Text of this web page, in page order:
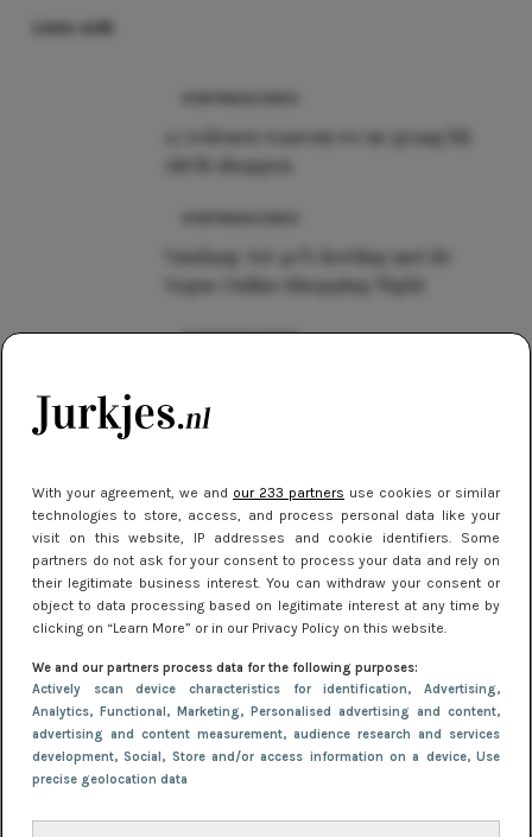
With your agreement, we and our 233 partners use cookies or similar
technologies to store, access, and process personal data like your
visit on this website, IP addresses and cookie identifiers. Some
partners do not ask for your consent to process your data and rely on
their legitimate business interest. You can withdraw your consent or
object to data processing based on legitimate interest at any time by
clicking on “Learn More” or in our Privacy Policy on this website.
We and our partners process data for the following purposes:
Actively scan device characteristics for identification, Advertising,
Analytics, Functional, Marketing, Personalised advertising and content,
advertising and content measurement, audience research and services
development, Social, Store and/or access information on a device, Use
precise geolocation data
Lees ook
12 redenen waarom we zo graag bij
ASOS shoppen
Vandaag: tot 40% korting met de
Vogue Online Shopping Night
KORTINGSCODES
Zalando
Deze ASOS kortingscodes mag je niet
missen!